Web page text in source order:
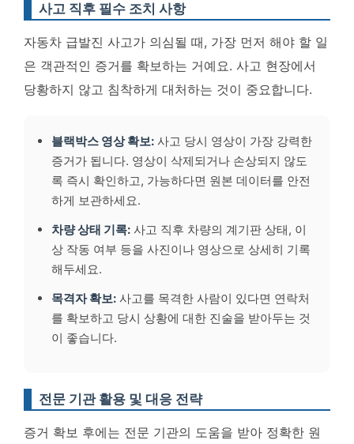
사고 직후 필수 조치 사항
자동차 급발진 사고가 의심될 때, 가장 먼저 해야 할 일
은 객관적인 증거를 확보하는 거예요. 사고 현장에서
당황하지 않고 침착하게 대처하는 것이 중요합니다.
블랙박스 영상 확보: 사고 당시 영상이 가장 강력한
증거가 됩니다. 영상이 삭제되거나 손상되지 않도
록 즉시 확인하고, 가능하다면 원본 데이터를 안전
하게 보관하세요.
차량 상태 기록: 사고 직후 차량의 계기판 상태, 이
상 작동 여부 등을 사진이나 영상으로 상세히 기록
해두세요.
목격자 확보: 사고를 목격한 사람이 있다면 연락처
를 확보하고 당시 상황에 대한 진술을 받아두는 것
이 좋습니다.
전문 기관 활용 및 대응 전략
증거 확보 후에는 전문 기관의 도움을 받아 정확한 원